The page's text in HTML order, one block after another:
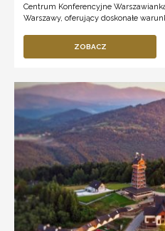
Centrum Konferencyjne
Warszawy, oferujący doskonałe
ZOBACZ